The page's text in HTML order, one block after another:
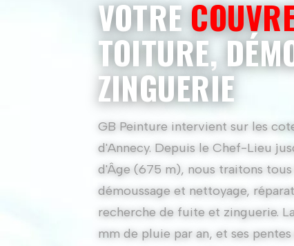
VOTRE
TOITURE,
ZINGUERIE
GB Peinture intervient sur les
d'Annecy. Depuis le Chef-Lieu
d'Âge (675 m), nous traitons
démoussage et nettoyage,
recherche de fuite et zinguerie.
mm de pluie par an, et ses